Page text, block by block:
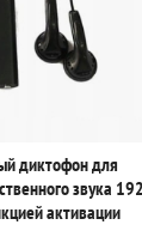
диктофон для
звука 192
активации